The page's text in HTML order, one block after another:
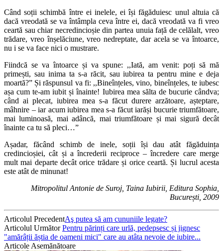
Când soții schimbă între ei inelele, ei își făgăduiesc unul altuia că
dacă vreodată se va întâmpla ceva între ei, dacă vreodată va fi vreo
ceartă sau chiar necredincioșie din partea unuia față de celălalt, vreo
trădare, vreo înșelăciune, vreo nedreptate, dar acela se va întoarce,
nu i se va face nici o mustrare.
Fiindcă se va întoarce și va spune: ,,Iată, am venit: poți să mă
primești, sau inima ta s-a răcit, sau iubirea ta pentru mine e deja
moartă?” Și răspunsul va fi: ,,Bineînțeles, vino, bineînțeles, te iubesc
așa cum te-am iubit și înainte! Iubirea mea sălta de bucurie cândva;
când ai plecat, iubirea mea s-a făcut durere arzătoare, așteptare,
mâhnire – iar acum iubirea mea s-a făcut iarăși bucurie triumfătoare,
mai luminoasă, mai adâncă, mai triumfătoare și mai sigură decât
înainte ca tu să pleci…”
Așadar, făcând schimb de inele, soții își dau atât făgăduința
credincioșiei, cât și a încrederii reciproce – încredere care merge
mult mai departe decât orice trădare și orice ceartă. Și lucrul acesta
este atât de minunat!
Mitropolitul Antonie de Suroj, Taina Iubirii, Editura Sophia,
București, 2009
Articolul PrecedentAş putea să am cununiile legate?
Articolul UrmătorPentru părinți care urlă, pedepsesc și jignesc
"amărâții ăștia de oameni mici" care au atâta nevoie de iubire...
Articole Asemănătoare